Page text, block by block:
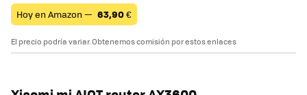
Hoy en Amazon — 63,90€
El precio podría variar. Obtenemos comisión por estos enlaces